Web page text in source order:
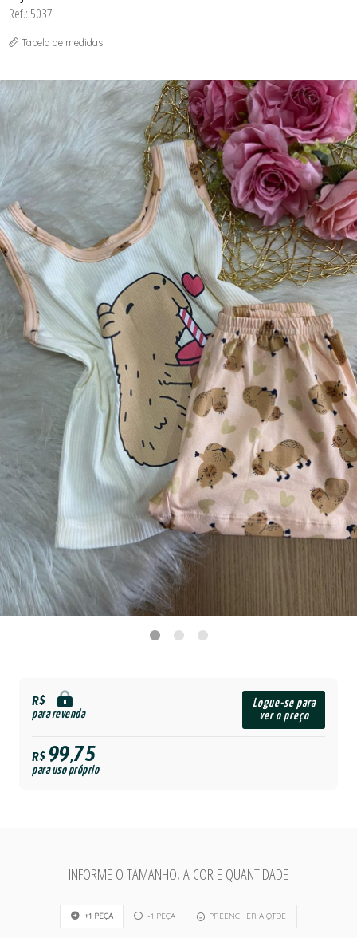
Ref.: 5037
Tabela de medidas
R$
para revenda
Logue-se para
ver o preço
R$99,75
para uso próprio
INFORME O TAMANHO, A COR E QUANTIDADE
+1 PEÇA -1 PEÇA PREENCHER A QTDE